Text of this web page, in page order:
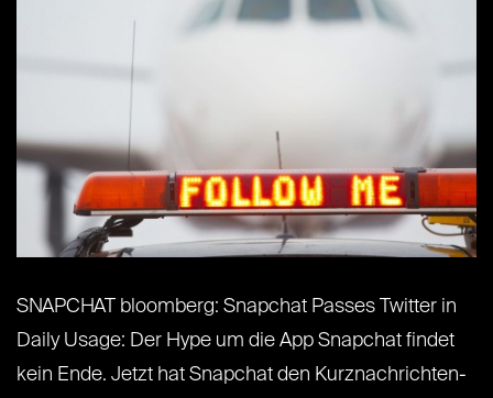
SNAPCHAT bloomberg: Snapchat Passes Twitter in
Daily Usage: Der Hype um die App Snapchat findet
kein Ende. Jetzt hat Snapchat den Kurznachrichten-